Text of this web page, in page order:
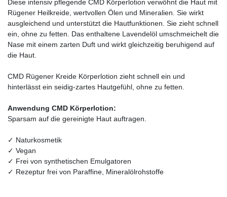
Diese intensiv pflegende CMD Körperlotion verwöhnt die Haut mit
Rügener Heilkreide, wertvollen Ölen und Mineralien. Sie wirkt
ausgleichend und unterstützt die Hautfunktionen. Sie zieht schnell
ein, ohne zu fetten. Das enthaltene Lavendelöl umschmeichelt die
Nase mit einem zarten Duft und wirkt gleichzeitig beruhigend auf
die Haut.
CMD Rügener Kreide Körperlotion zieht schnell ein und
hinterlässt ein seidig-zartes Hautgefühl, ohne zu fetten.
Anwendung CMD Körperlotion:
Sparsam auf die gereinigte Haut auftragen.
✓ Naturkosmetik
✓ Vegan
✓ Frei von synthetischen Emulgatoren
✓ Rezeptur frei von Paraffine, Mineralölrohstoffe